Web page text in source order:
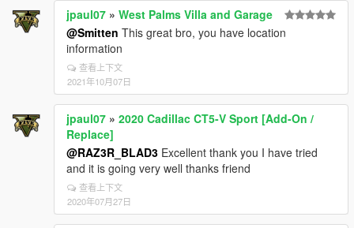
jpaul07 » West Palms Villa and Garage
@Smitten This great bro, you have location
information
查看上下文
2021年10月07日
jpaul07 » 2020 Cadillac CT5-V Sport [Add-On /
Replace]
@RAZ3R_BLAD3 Excellent thank you I have tried
and it is going very well thanks friend
查看上下文
2020年07月27日